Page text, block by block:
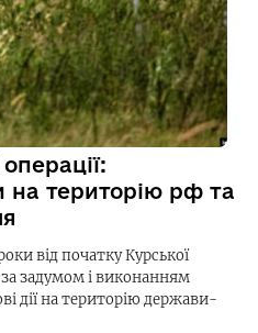
на територію рф та
від початку Курської
задумом і виконанням
дії на територію держави-